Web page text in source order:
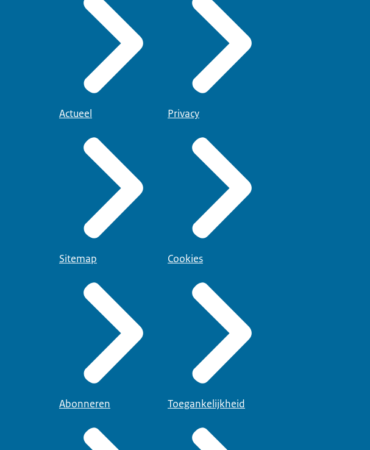
Actueel
Sitemap
Abonneren
Privacy
Cookies
Toegankelijkheid